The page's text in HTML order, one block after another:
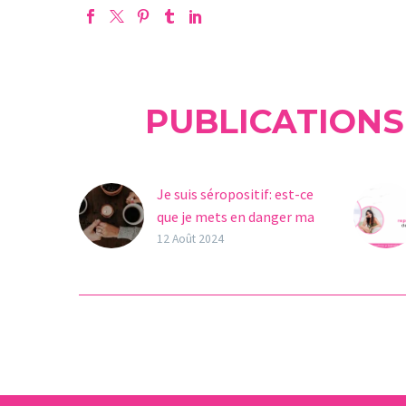
Je suis séropositif: est-ce
que je mets en danger ma
fertilité?
et…
12 Août 2024